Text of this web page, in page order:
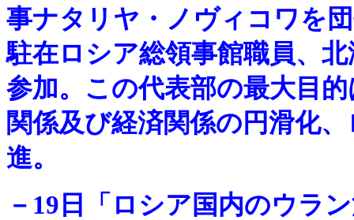
事ナタリヤ・ノヴィコワを
駐在ロシア総領事館職員、
参加。この代表部の最大目
関係及び経済関係の円滑化
進。
－ 19日「ロシア国内のウラ